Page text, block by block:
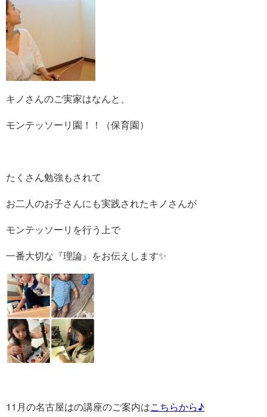
キノさんのご実家はなんと、
モンテッソーリ園！！（保育園）
たくさん勉強もされて
お二人のお子さんにも実践されたキノさんが
モンテッソーリを行う上で
一番大切な『理論』をお伝えします✨
11月の名古屋はの講座のご案内はこちらから♪